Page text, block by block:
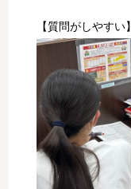
【質問がしやすい】